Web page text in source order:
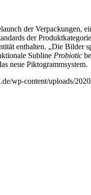
der Verpackungen,
der
enthalten. „Die Bilder
Subline Probiotic
neue Piktogrammsystem.
wp-content/uploads/